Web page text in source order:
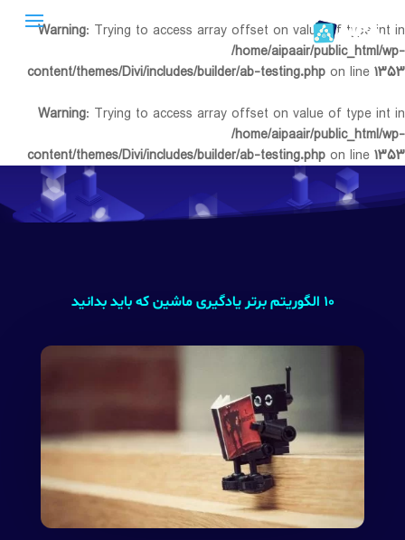
Warning: Trying to access array offset on value of type int in
/home/aipaair/public_html/wp-
content/themes/Divi/includes/builder/ab-testing.php on line ۱۳۵۳
Warning: Trying to access array offset on value of type int in
/home/aipaair/public_html/wp-
content/themes/Divi/includes/builder/ab-testing.php on line ۱۳۵۳
۱۰ الگوریتم برتر یادگیری ماشین که باید بدانید